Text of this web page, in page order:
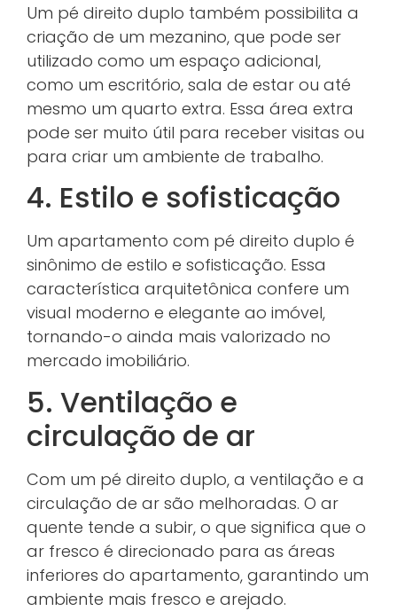
Um pé direito duplo também possibilita a
criação de um mezanino, que pode ser
utilizado como um espaço adicional,
como um escritório, sala de estar ou até
mesmo um quarto extra. Essa área extra
pode ser muito útil para receber visitas ou
para criar um ambiente de trabalho.
4. Estilo e sofisticação
Um apartamento com pé direito duplo é
sinônimo de estilo e sofisticação. Essa
característica arquitetônica confere um
visual moderno e elegante ao imóvel,
tornando-o ainda mais valorizado no
mercado imobiliário.
5. Ventilação e
circulação de ar
Com um pé direito duplo, a ventilação e a
circulação de ar são melhoradas. O ar
quente tende a subir, o que significa que o
ar fresco é direcionado para as áreas
inferiores do apartamento, garantindo um
ambiente mais fresco e arejado.